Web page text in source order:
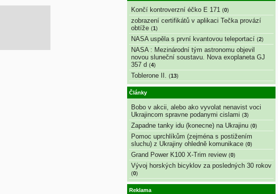
Končí kontroverzní éčko E 171 (0)
zobrazení certifikátů v aplikaci Tečka provází
obtíže (1)
NASA uspěla s první kvantovou teleportací (2)
NASA : Mezinárodní tým astronomu objevil
novou sluneční soustavu. Nova exoplaneta GJ
357 d (4)
Toblerone II. (13)
Články
Bobo v akcii, alebo ako vyvolat nenavist voci
Ukrajincom spravne podanymi cislami (3)
Zapadne tanky idu (konecne) na Ukrajinu (0)
Pomoc uprchlíkům (zejména s postižením
sluchu) z Ukrajiny ohledně komunikace (0)
Grand Power K100 X-Trim review (0)
Vývoj horských bicyklov za posledných 30 rokov
(0)
Reklama